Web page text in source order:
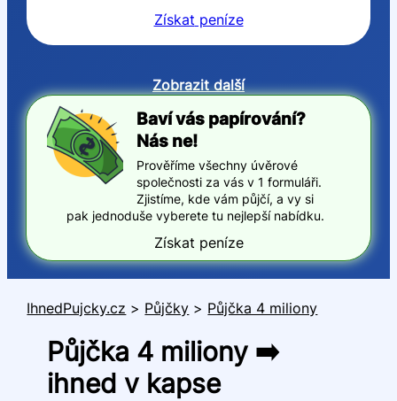
Získat peníze
Zobrazit další
Baví vás papírování?
Nás ne!
Prověříme všechny úvěrové
společnosti za vás v 1 formuláři.
Zjistíme, kde vám půjčí, a vy si
pak jednoduše vyberete tu nejlepší nabídku.
Získat peníze
IhnedPujcky.cz > Půjčky > Půjčka 4 miliony
Půjčka 4 miliony ➡️
ihned v kapse